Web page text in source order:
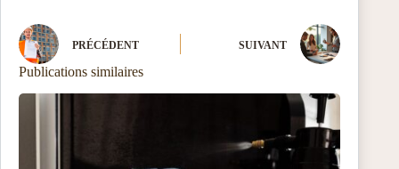
PRÉCÉDENT SUIVANT
Publications similaires